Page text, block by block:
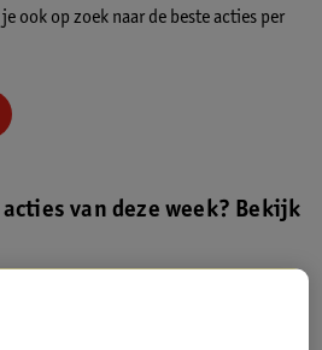
ook op zoek naar de beste acties per
van deze week? Bekijk